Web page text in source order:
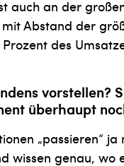
auch an der
Abstand der
des
vorstellen?
überhaupt
„pas­sieren“
genau, wo